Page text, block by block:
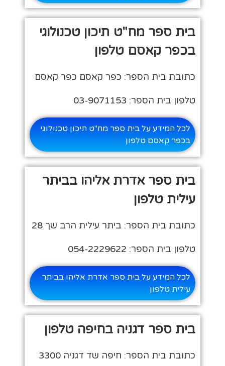
בית ספר מח"ט תיכון טכנולוגי
בכפר קאסם טלפון
כתובת בית הספר: כפר קאסם כפר קאסם
טלפון בית הספר: 03-9071153
לכל המידע על בית ספר מח"ט תיכון טכנולוגי
בכפר קאסם טלפון
בית ספר אדרת אליהו בביתר
עילית טלפון
כתובת בית הספר: ביתר עילית הרב שך 28
טלפון בית הספר: 054-2229622
לכל המידע על בית ספר אדרת אליהו בביתר
עילית טלפון
בית ספר דגניה בחיפה טלפון
כתובת בית הספר: חיפה שד דגניה 3300